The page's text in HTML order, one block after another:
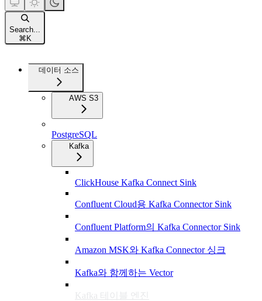
Search...
⌘ K
데이터 소스
AWS S3
PostgreSQL
Kafka
ClickHouse Kafka Connect Sink
Confluent Cloud용 Kafka Connector Sink
Confluent Platform의 Kafka Connector Sink
Amazon MSK와 Kafka Connector 싱크
Kafka와 함께하는 Vector
Kafka 테이블 엔진